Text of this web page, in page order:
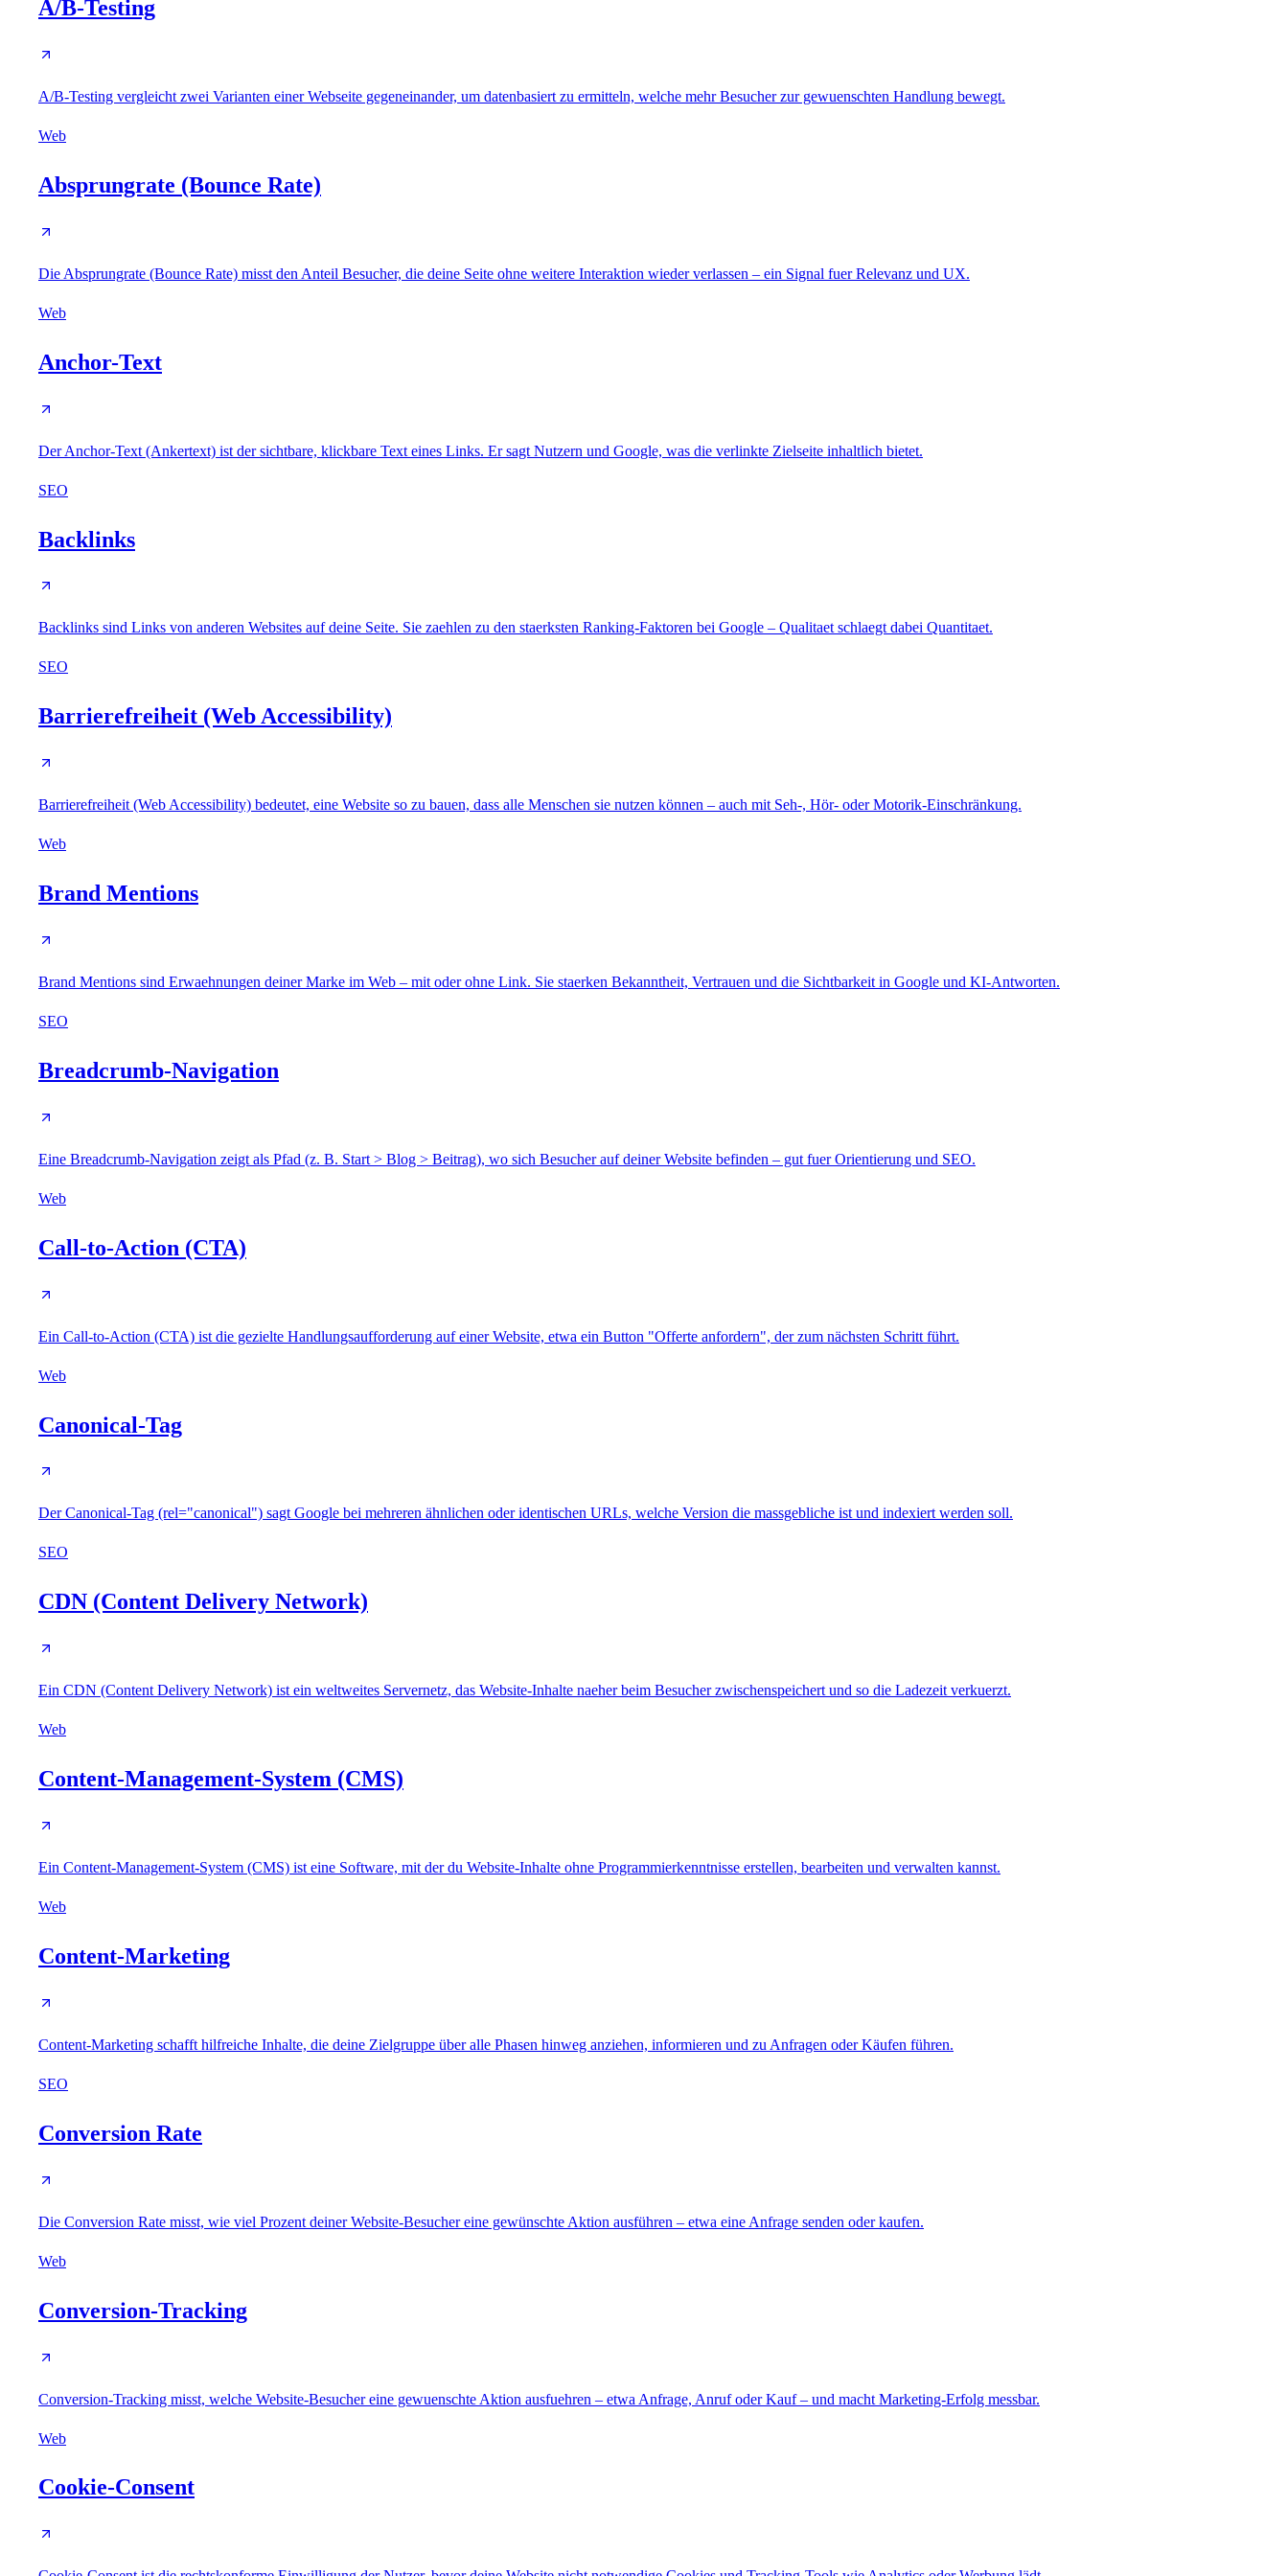
A/B-Testing
A/B-Testing vergleicht zwei Varianten einer Webseite gegeneinander, um datenbasiert zu ermitteln, welche mehr Besucher zur gewuenschten Handlung bewegt.
Web
Absprungrate (Bounce Rate)
Die Absprungrate (Bounce Rate) misst den Anteil Besucher, die deine Seite ohne weitere Interaktion wieder verlassen – ein Signal fuer Relevanz und UX.
Web
Anchor-Text
Der Anchor-Text (Ankertext) ist der sichtbare, klickbare Text eines Links. Er sagt Nutzern und Google, was die verlinkte Zielseite inhaltlich bietet.
SEO
Backlinks
Backlinks sind Links von anderen Websites auf deine Seite. Sie zaehlen zu den staerksten Ranking-Faktoren bei Google – Qualitaet schlaegt dabei Quantitaet.
SEO
Barrierefreiheit (Web Accessibility)
Barrierefreiheit (Web Accessibility) bedeutet, eine Website so zu bauen, dass alle Menschen sie nutzen können – auch mit Seh-, Hör- oder Motorik-Einschränkung.
Web
Brand Mentions
Brand Mentions sind Erwaehnungen deiner Marke im Web – mit oder ohne Link. Sie staerken Bekanntheit, Vertrauen und die Sichtbarkeit in Google und KI-Antworten.
SEO
Breadcrumb-Navigation
Eine Breadcrumb-Navigation zeigt als Pfad (z. B. Start > Blog > Beitrag), wo sich Besucher auf deiner Website befinden – gut fuer Orientierung und SEO.
Web
Call-to-Action (CTA)
Ein Call-to-Action (CTA) ist die gezielte Handlungsaufforderung auf einer Website, etwa ein Button "Offerte anfordern", der zum nächsten Schritt führt.
Web
Canonical-Tag
Der Canonical-Tag (rel="canonical") sagt Google bei mehreren ähnlichen oder identischen URLs, welche Version die massgebliche ist und indexiert werden soll.
SEO
CDN (Content Delivery Network)
Ein CDN (Content Delivery Network) ist ein weltweites Servernetz, das Website-Inhalte naeher beim Besucher zwischenspeichert und so die Ladezeit verkuerzt.
Web
Content-Management-System (CMS)
Ein Content-Management-System (CMS) ist eine Software, mit der du Website-Inhalte ohne Programmierkenntnisse erstellen, bearbeiten und verwalten kannst.
Web
Content-Marketing
Content-Marketing schafft hilfreiche Inhalte, die deine Zielgruppe über alle Phasen hinweg anziehen, informieren und zu Anfragen oder Käufen führen.
SEO
Conversion Rate
Die Conversion Rate misst, wie viel Prozent deiner Website-Besucher eine gewünschte Aktion ausführen – etwa eine Anfrage senden oder kaufen.
Web
Conversion-Tracking
Conversion-Tracking misst, welche Website-Besucher eine gewuenschte Aktion ausfuehren – etwa Anfrage, Anruf oder Kauf – und macht Marketing-Erfolg messbar.
Web
Cookie-Consent